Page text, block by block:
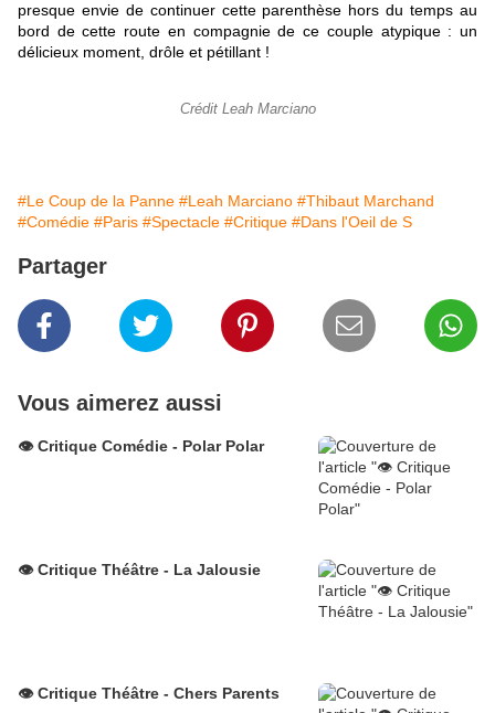
presque envie de continuer cette parenthèse hors du temps au
bord de cette route en compagnie de ce couple atypique : un
délicieux moment, drôle et pétillant !
Crédit Leah Marciano
#Le Coup de la Panne #Leah Marciano #Thibaut Marchand
#Comédie #Paris #Spectacle #Critique #Dans l'Oeil de S
Partager
Vous aimerez aussi
👁️ Critique Comédie - Polar Polar
👁️ Critique Théâtre - La Jalousie
👁️ Critique Théâtre - Chers Parents